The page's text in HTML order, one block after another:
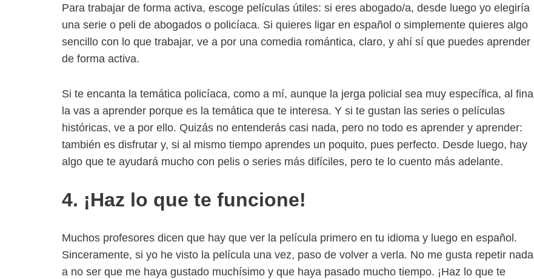
Para trabajar de forma activa, escoge películas útiles: si eres abogado/a, desde luego yo elegiría
una serie o peli de abogados o policíaca. Si quieres ligar en español o simplemente quieres algo
sencillo con lo que trabajar, ve a por una comedia romántica, claro, y ahí sí que puedes aprender
de forma activa.
Si te encanta la temática policíaca, como a mí, aunque la jerga policial sea muy específica, al final
la vas a aprender porque es la temática que te interesa. Y si te gustan las series o películas
históricas, ve a por ello. Quizás no entenderás casi nada, pero no todo es aprender y aprender:
también es disfrutar y, si al mismo tiempo aprendes un poquito, pues perfecto. Desde luego, hay
algo que te ayudará mucho con pelis o series más difíciles, pero te lo cuento más adelante.
4. ¡Haz lo que te funcione!
Muchos profesores dicen que hay que ver la película primero en tu idioma y luego en español.
Sinceramente, si yo he visto la película una vez, paso de volver a verla. No me gusta repetir nada
a no ser que me haya gustado muchísimo y que haya pasado mucho tiempo. ¡Haz lo que te